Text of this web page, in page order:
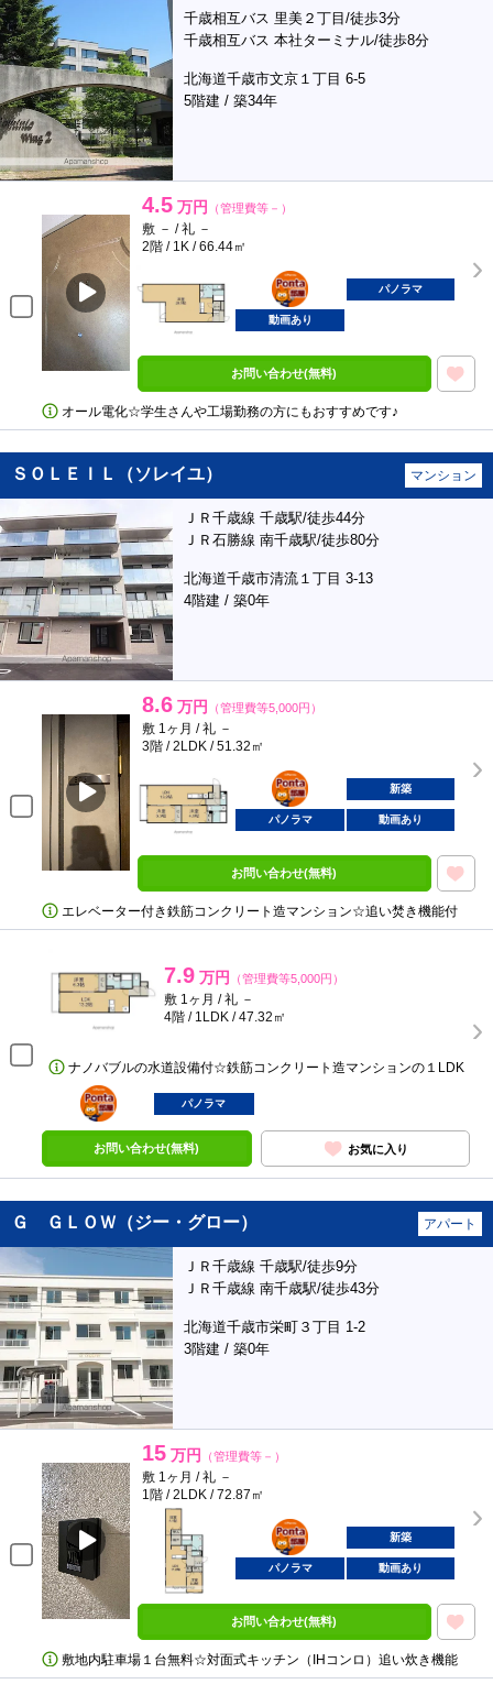
千歳相互バス 里美２丁目/徒歩3分
千歳相互バス 本社ターミナル/徒歩8分
北海道千歳市文京１丁目 6-5
5階建 / 築34年
4.5 万円 （管理費等－）
敷 － / 礼 －
2階 / 1K / 66.44㎡
ポンタ
部屋
パノラマ
動画あり
お問い合わせ(無料)
オール電化☆学生さんや工場勤務の方にもおすすめです♪
ＳＯＬＥＩＬ（ソレイユ） マンション
ＪＲ千歳線 千歳駅/徒歩44分
ＪＲ石勝線 南千歳駅/徒歩80分
北海道千歳市清流１丁目 3-13
4階建 / 築0年
8.6 万円 （管理費等5,000円）
敷 1ヶ月 / 礼 －
3階 / 2LDK / 51.32㎡
ポンタ
部屋
新築
パノラマ 動画あり
お問い合わせ(無料)
エレベーター付き鉄筋コンクリート造マンション☆追い焚き機能付
7.9 万円 （管理費等5,000円）
敷 1ヶ月 / 礼 －
4階 / 1LDK / 47.32㎡
ナノバブルの水道設備付☆鉄筋コンクリート造マンションの１LDK
ポンタ
部屋
パノラマ
お問い合わせ(無料) お気に入り
Ｇ ＧＬＯＷ（ジー・グロー） アパート
ＪＲ千歳線 千歳駅/徒歩9分
ＪＲ千歳線 南千歳駅/徒歩43分
北海道千歳市栄町３丁目 1-2
3階建 / 築0年
15 万円 （管理費等－）
敷 1ヶ月 / 礼 －
1階 / 2LDK / 72.87㎡
ポンタ
部屋
新築
パノラマ 動画あり
お問い合わせ(無料)
敷地内駐車場１台無料☆対面式キッチン（IHコンロ）追い炊き機能